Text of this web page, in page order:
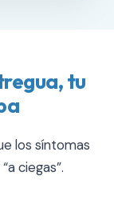
tu
los síntomas
ciegas”.